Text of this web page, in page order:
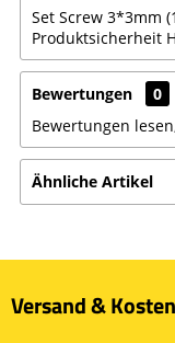
Set Screw 3*3mm
Produktsicherheit
Bewertungen
0
Bewertungen
Ähnliche Artikel
Versand & Kosten